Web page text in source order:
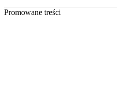
Promowane treści